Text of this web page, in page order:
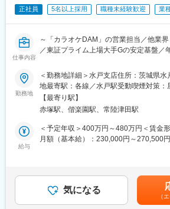
■魅力：
ています。
・個人のお客様から、「ありがとう」
変更の範囲：会社の定める業務
・フレックス制度あり（コアタイム無し
・休日出勤：月に1回程。突発的なもの
んでおり、必ず振休を取得します。
・夜間・緊急対応：基本なし
※お客様対応は専門のフロントが対応い
りはほとんどございません。
■取扱商品：
キッチン、トイレ、お風呂、エコキュー
ー、食洗器、換気扇、照明器具、インタ
の住宅設備機器 等
■組織構成：
2名在籍しています（40代～50代）
■評価制度：
お客様アンケートの評価（接し方、技
正社員 5名以上採用 職種未経験歓迎 業
仕事内容
～「カラオケDAM」の営業担当／他業
／東証プライム上場大手Gの安定基盤／
カラオケ営業部の営業職として、カラオ
店舗向けの営業・サポート業務をお任せ
■業務内容：
・カラオケ機器の販売：
訪問先のお客様に対して、カラオケ機器
「音が出ない」「マイクやデンモクが
対するフォローやメンテナンス業務を行
勤務地
＜勤務地詳細＞水戸支店住所：茨城県水
地最寄駅：各線／水戸駅受動喫煙対策：
囲：会社の定める事業所
【最寄り駅】
赤塚駅、偕楽園駅、常陸津田駅
給与
＜予定年収＞400万円～480万円＜賃金
月額（基本給）：230,000円～270,500
であり、選考を通じて上下する可能性
定手当を含めた表記です。
気になる
（